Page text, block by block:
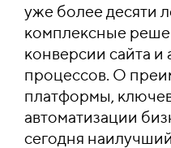
уже более десяти
комплексные
конверсии сайта и
процессов. О
платформы,
автоматизации
сегодня наилучший